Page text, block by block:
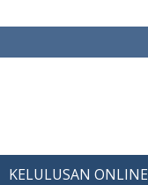
KELULUSAN ONLINE